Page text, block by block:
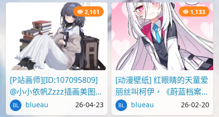
以上内容仅为投稿者个人意见，仅供参考，如有违规或侵权
请点击上面报告按钮提交反馈。
评论
您必须 登录 才能评论！
Lv.4